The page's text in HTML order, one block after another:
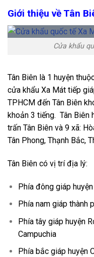
Giới thiệu về Tân
Cửa khẩu
Tân Biên là 1 huyện
cửa khẩu Xa Mát tiếp
TPHCM đến Tân Biên
khoản 3 tiếng. Tân Biên
trấn Tân Biên và 9 xã:
Tân Phong, Thạnh Bắc,
Tân Biên có vị trí địa lý:
Phía đông giáp huyện
Phía nam giáp thành
Phía tây giáp huyện
Campuchia
Phía bắc giáp huyện